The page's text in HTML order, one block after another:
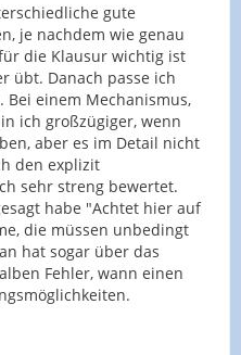
gute
je nachdem wie genau
die Klausur wichtig ist
übt. Danach passe ich
Bei einem Mechanismus,
ich großzügiger, wenn
aber es im Detail nicht
den explizit
sehr streng bewertet.
habe "Achtet hier auf
die müssen unbedingt
hat sogar über das
Fehler, wann einen